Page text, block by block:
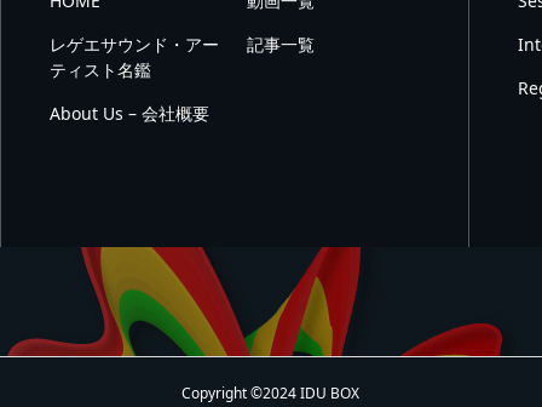
レゲエサウンド・アー
ティスト名鑑
記事一覧
About Us – 会社概要
Copyright ©2024 IDU BOX